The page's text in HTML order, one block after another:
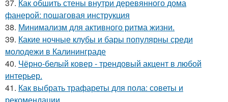
37. Как обшить стены внутри деревянного дома
фанерой: пошаговая инструкция
38. Минимализм для активного ритма жизни.
39. Какие ночные клубы и бары популярны среди
молодежи в Калининграде
40. Чёрно-белый ковер - трендовый акцент в любой
интерьер.
41. Как выбрать трафареты для пола: советы и
рекомендации